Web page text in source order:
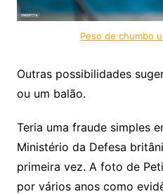
Peso de chumbo
Outras possibilidades
ou um balão.
Teria uma fraude simples
Ministério da Defesa
primeira vez. A foto de
por vários anos como